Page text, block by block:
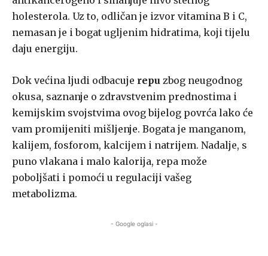
holesterola. Uz to, odličan je izvor vitamina B i C,
nemasan je i bogat ugljenim hidratima, koji tijelu
daju energiju.
Dok većina ljudi odbacuje repu zbog neugodnog
okusa, saznanje o zdravstvenim prednostima i
kemijskim svojstvima ovog bijelog povrća lako će
vam promijeniti mišljenje. Bogata je manganom,
kalijem, fosforom, kalcijem i natrijem. Nadalje, s
puno vlakana i malo kalorija, repa može
poboljšati i pomoći u regulaciji vašeg
metabolizma.
- Google oglasi -